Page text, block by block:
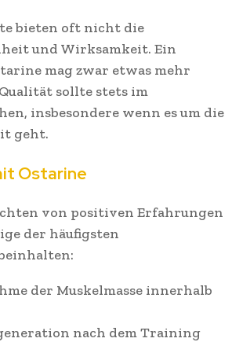
bieten oft nicht die
und Wirksamkeit. Ein
mag zwar etwas mehr
sollte stets im
insbesondere wenn es um die
geht.
Ostarine
von positiven Erfahrungen
der häufigsten
der Muskelmasse innerhalb
nach dem Training